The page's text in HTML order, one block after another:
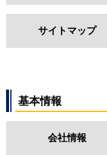
サイトマップ
基本情報
会社情報